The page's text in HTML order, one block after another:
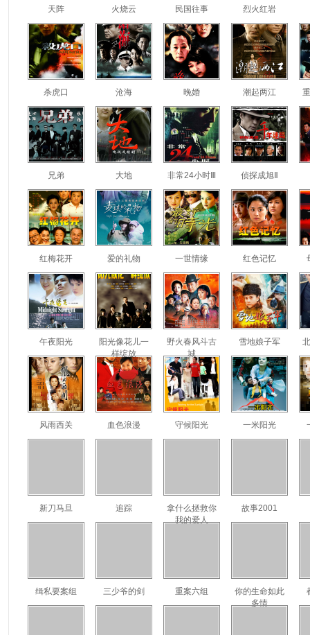
天阵 火烧云 民国往事 烈火红岩
杀虎口 沧海 晚婚 潮起两江
兄弟 大地 非常24小时Ⅲ 侦探成旭Ⅱ
红梅花开 爱的礼物 一世情缘 红色记忆
午夜阳光
阳光像花儿一
样绽放
野火春风斗古
城
雪地娘子军
风雨西关 血色浪漫 守候阳光 一米阳光
新刀马旦 追踪
拿什么拯救你
我的爱人
故事2001
缉私要案组 三少爷的剑 重案六组
你的生命如此
多情